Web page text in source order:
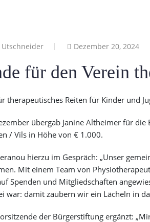
Dezember 20, 2024
für den Verein
therapeutisches Reiten für Kinder und
übergab Janine Altheimer für
/ Vils in Höhe von € 1.000.
hierzu im Gespräch: „Unser
Mit einem Team von
Spenden und Mitgliedschaften
war: damit zaubern wir ein Lächeln in
der Bürgerstiftung ergänzt: